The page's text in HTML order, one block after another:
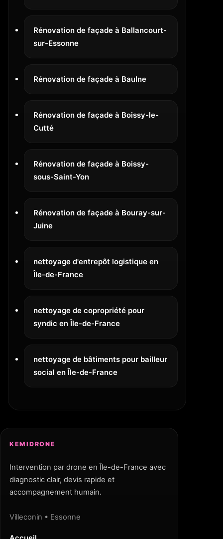
Rénovation de façade à Ballancourt-
sur-Essonne
Rénovation de façade à Baulne
Rénovation de façade à Boissy-le-
Cutté
Rénovation de façade à Boissy-
sous-Saint-Yon
Rénovation de façade à Bouray-sur-
Juine
nettoyage d'entrepôt logistique en
Île-de-France
nettoyage de copropriété pour
syndic en Île-de-France
nettoyage de bâtiments pour bailleur
social en Île-de-France
KEMIDRONE
Intervention par drone en Île-de-France avec
diagnostic clair, devis rapide et
accompagnement humain.
Villeconin • Essonne